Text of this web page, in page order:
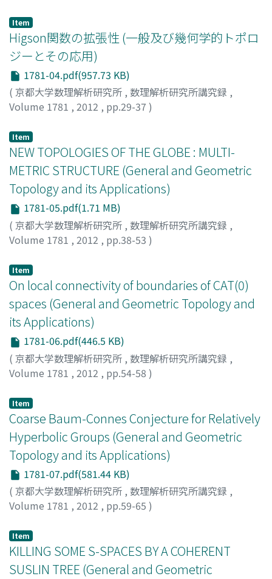
ネ, コウタロウ
Item
Higson関数の拡張性 (一般及び幾何学的トポロ
ジーとその応用)
1781-04.pdf(957.73 KB)
( 京都大学数理解析研究所 , 数理解析研究所講究録 ,
Volume 1781 , 2012 , pp.29-37 )
Item
NEW TOPOLOGIES OF THE GLOBE : MULTI-
METRIC STRUCTURE (General and Geometric
Topology and its Applications)
1781-05.pdf(1.71 MB)
( 京都大学数理解析研究所 , 数理解析研究所講究録 ,
Volume 1781 , 2012 , pp.38-53 )
Item
On local connectivity of boundaries of CAT(0)
spaces (General and Geometric Topology and
its Applications)
1781-06.pdf(446.5 KB)
( 京都大学数理解析研究所 , 数理解析研究所講究録 ,
Volume 1781 , 2012 , pp.54-58 )
Item
Coarse Baum-Connes Conjecture for Relatively
Hyperbolic Groups (General and Geometric
Topology and its Applications)
1781-07.pdf(581.44 KB)
( 京都大学数理解析研究所 , 数理解析研究所講究録 ,
Volume 1781 , 2012 , pp.59-65 )
Item
KILLING SOME S-SPACES BY A COHERENT
SUSLIN TREE (General and Geometric